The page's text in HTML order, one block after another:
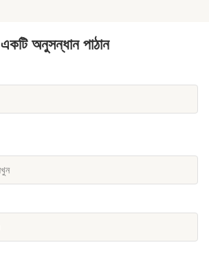
একটি অনুসন্ধান পাঠান